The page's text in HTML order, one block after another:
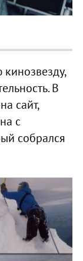
В
сайт,
с
собрался